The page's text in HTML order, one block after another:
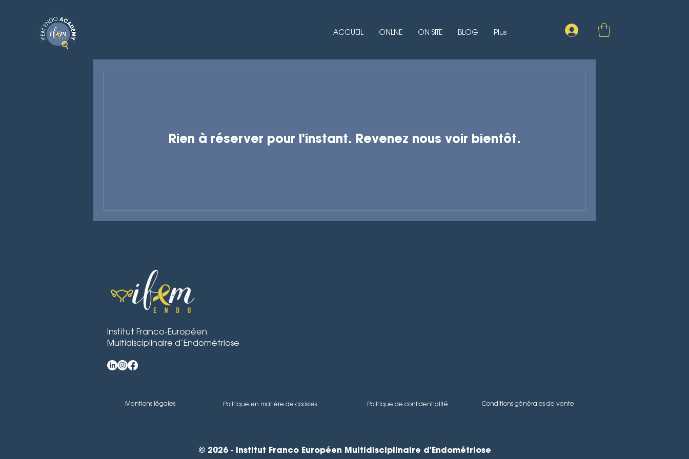
ACCUEIL ONLNE ON SITE BLOG Plus
Rien à réserver pour l'instant. Revenez nous voir bientôt.
Institut Franco-Européen
Multidisciplinaire d’Endométriose
Mentions légales Politique en matière de cookies Politique de confidentialité Conditions générales de vente
© 2026 - Institut Franco Européen Multidisciplinaire d'Endométriose